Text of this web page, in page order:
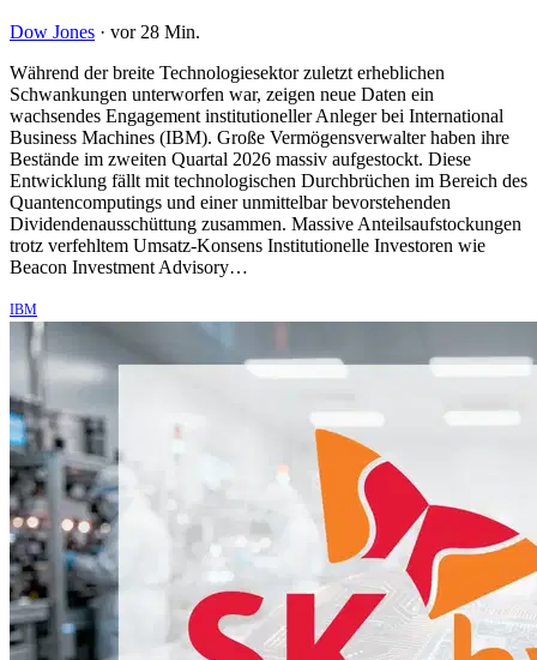
Dow Jones · vor 28 Min.
Während der breite Technologiesektor zuletzt erheblichen
Schwankungen unterworfen war, zeigen neue Daten ein
wachsendes Engagement institutioneller Anleger bei International
Business Machines (IBM). Große Vermögensverwalter haben ihre
Bestände im zweiten Quartal 2026 massiv aufgestockt. Diese
Entwicklung fällt mit technologischen Durchbrüchen im Bereich des
Quantencomputings und einer unmittelbar bevorstehenden
Dividendenausschüttung zusammen. Massive Anteilsaufstockungen
trotz verfehltem Umsatz-Konsens Institutionelle Investoren wie
Beacon Investment Advisory…
IBM